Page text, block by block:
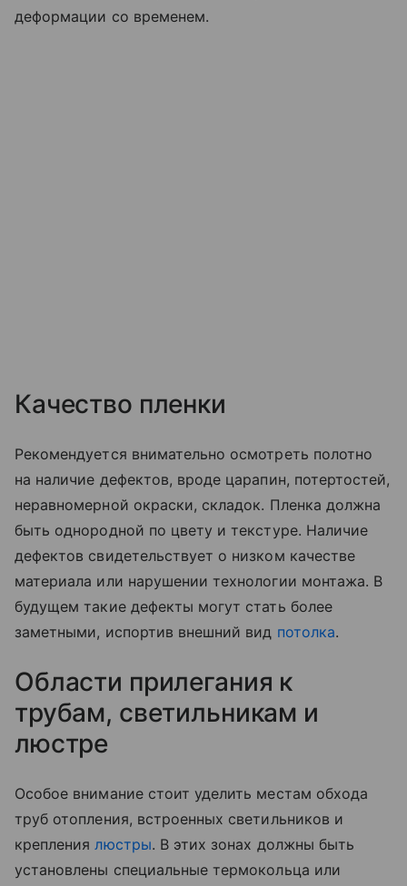
деформации со временем.
Качество пленки
Рекомендуется внимательно осмотреть полотно
на наличие дефектов, вроде царапин, потертостей,
неравномерной окраски, складок. Пленка должна
быть однородной по цвету и текстуре. Наличие
дефектов свидетельствует о низком качестве
материала или нарушении технологии монтажа. В
будущем такие дефекты могут стать более
заметными, испортив внешний вид потолка.
Области прилегания к
трубам, светильникам и
люстре
Особое внимание стоит уделить местам обхода
труб отопления, встроенных светильников и
креплениялюстры. В этих зонах должны быть
установлены специальные термокольца или